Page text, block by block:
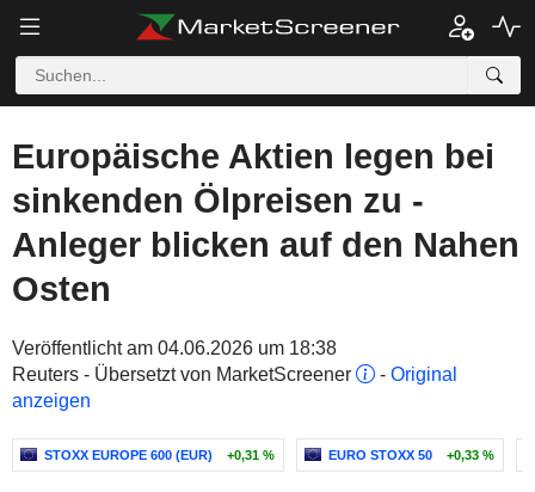
Europäische Aktien legen bei
sinkenden Ölpreisen zu -
Anleger blicken auf den Nahen
Osten
Veröffentlicht am 04.06.2026 um 18:38
Reuters - Übersetzt von MarketScreener
- Original
anzeigen
STOXX EUROPE 600 (EUR) +0,31 % EURO STOXX 50 +0,33 %